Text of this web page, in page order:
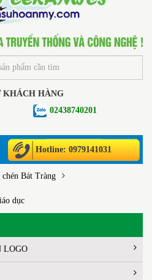
KHÁCH HÀNG
02438740201
Hotline: 0979141031
Bát Tràng
dục
LOGO